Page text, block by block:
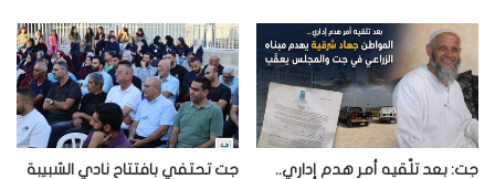
جت: بعد تلّقيه أمر هدم إداري..
جت تحتفي بافتتاح نادي الشبيبة